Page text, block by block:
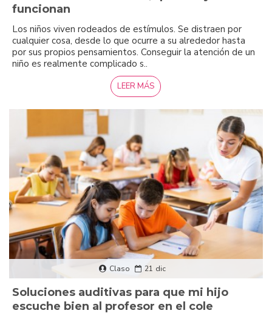
funcionan
Los niños viven rodeados de estímulos. Se distraen por
cualquier cosa, desde lo que ocurre a su alrededor hasta
por sus propios pensamientos. Conseguir la atención de un
niño es realmente complicado s..
LEER MÁS
Claso 21 dic
Soluciones auditivas para que mi hijo
escuche bien al profesor en el cole